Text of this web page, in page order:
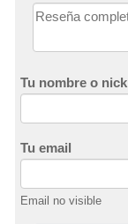
Tu nombre o nick
Tu email
Email no visible